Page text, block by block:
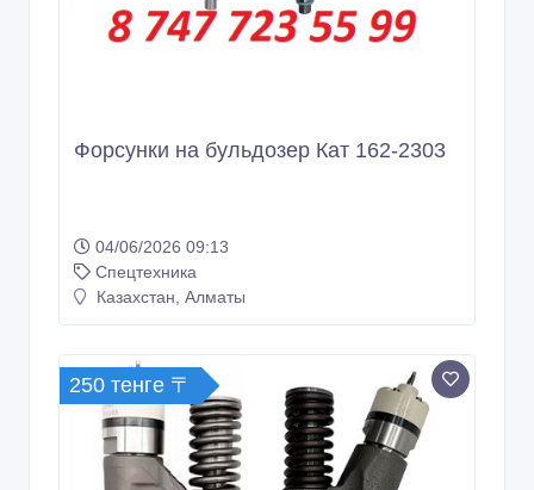
Форсунки на бульдозер Кат 162-2303
04/06/2026 09:13
Спецтехника
Казахстан, Алматы
250 тенге 〒